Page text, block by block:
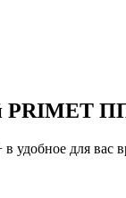
PRIMET
для вас